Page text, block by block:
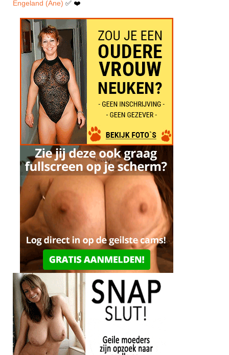
Engeland (Ane) ✅ ❤️